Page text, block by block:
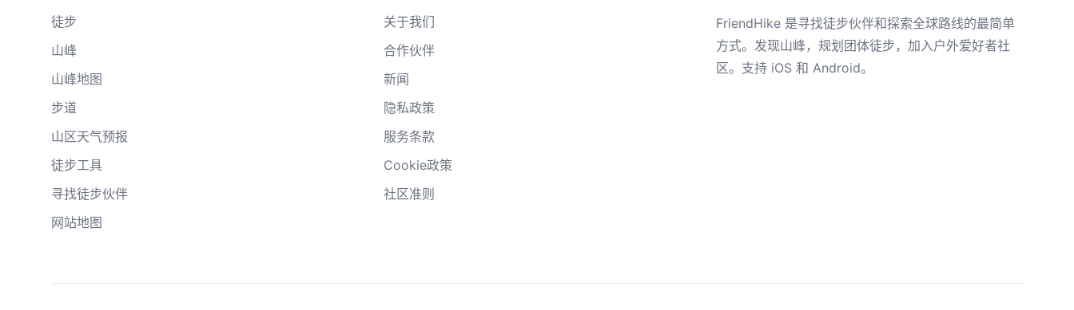
徒步
山峰
山峰地图
步道
山区天气预报
徒步工具
寻找徒步伙伴
网站地图
关于我们
合作伙伴
新闻
隐私政策
服务条款
Cookie政策
社区准则
FriendHike 是寻找徒步伙伴和探索全球路线的最简单
方式。发现山峰，规划团体徒步，加入户外爱好者社
区。支持 iOS 和 Android。